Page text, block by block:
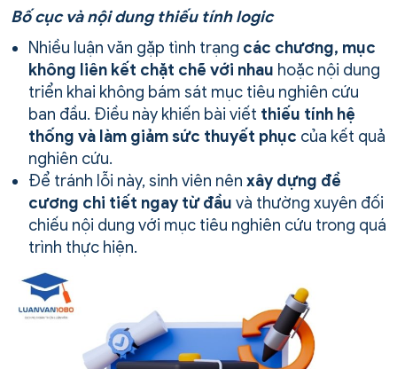
Bố cục và nội dung thiếu tính logic
Nhiều luận văn gặp tình trạng các chương, mục
không liên kết chặt chẽ với nhau hoặc nội dung
triển khai không bám sát mục tiêu nghiên cứu
ban đầu. Điều này khiến bài viết thiếu tính hệ
thống và làm giảm sức thuyết phục của kết quả
nghiên cứu.
Để tránh lỗi này, sinh viên nên xây dựng đề
cương chi tiết ngay từ đầu và thường xuyên đối
chiếu nội dung với mục tiêu nghiên cứu trong quá
trình thực hiện.